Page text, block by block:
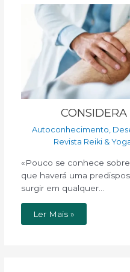
Autoconhecimento,
Revista Reiki &
«Pouco se conhece
que haverá uma
surgir em qualquer…
Ler Mais »